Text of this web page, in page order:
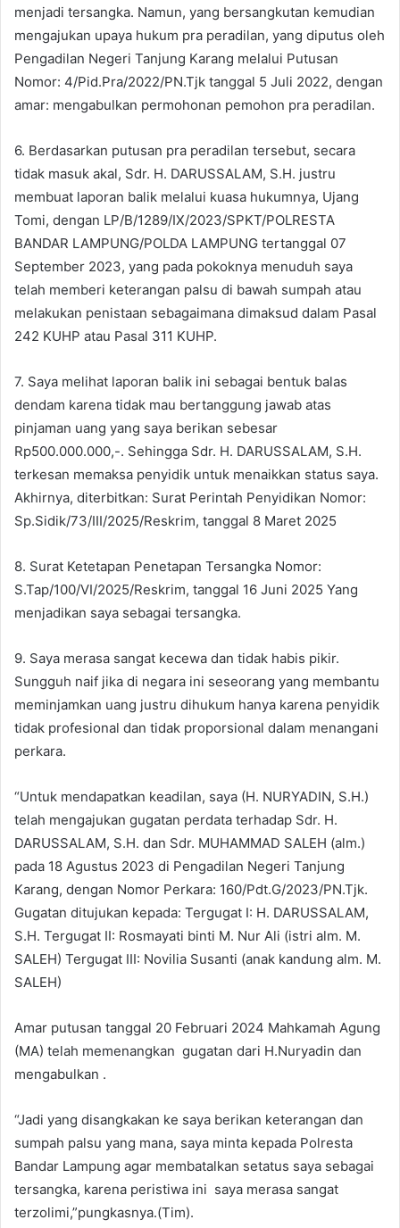
menjadi tersangka. Namun, yang bersangkutan kemudian
mengajukan upaya hukum pra peradilan, yang diputus oleh
Pengadilan Negeri Tanjung Karang melalui Putusan
Nomor: 4/Pid.Pra/2022/PN.Tjk tanggal 5 Juli 2022, dengan
amar: mengabulkan permohonan pemohon pra peradilan.
6. Berdasarkan putusan pra peradilan tersebut, secara
tidak masuk akal, Sdr. H. DARUSSALAM, S.H. justru
membuat laporan balik melalui kuasa hukumnya, Ujang
Tomi, dengan LP/B/1289/IX/2023/SPKT/POLRESTA
BANDAR LAMPUNG/POLDA LAMPUNG tertanggal 07
September 2023, yang pada pokoknya menuduh saya
telah memberi keterangan palsu di bawah sumpah atau
melakukan penistaan sebagaimana dimaksud dalam Pasal
242 KUHP atau Pasal 311 KUHP.
7. Saya melihat laporan balik ini sebagai bentuk balas
dendam karena tidak mau bertanggung jawab atas
pinjaman uang yang saya berikan sebesar
Rp500.000.000,-. Sehingga Sdr. H. DARUSSALAM, S.H.
terkesan memaksa penyidik untuk menaikkan status saya.
Akhirnya, diterbitkan: Surat Perintah Penyidikan Nomor:
Sp.Sidik/73/III/2025/Reskrim, tanggal 8 Maret 2025
8. Surat Ketetapan Penetapan Tersangka Nomor:
S.Tap/100/VI/2025/Reskrim, tanggal 16 Juni 2025 Yang
menjadikan saya sebagai tersangka.
9. Saya merasa sangat kecewa dan tidak habis pikir.
Sungguh naif jika di negara ini seseorang yang membantu
meminjamkan uang justru dihukum hanya karena penyidik
tidak profesional dan tidak proporsional dalam menangani
perkara.
“Untuk mendapatkan keadilan, saya (H. NURYADIN, S.H.)
telah mengajukan gugatan perdata terhadap Sdr. H.
DARUSSALAM, S.H. dan Sdr. MUHAMMAD SALEH (alm.)
pada 18 Agustus 2023 di Pengadilan Negeri Tanjung
Karang, dengan Nomor Perkara: 160/Pdt.G/2023/PN.Tjk.
Gugatan ditujukan kepada: Tergugat I: H. DARUSSALAM,
S.H. Tergugat II: Rosmayati binti M. Nur Ali (istri alm. M.
SALEH) Tergugat III: Novilia Susanti (anak kandung alm. M.
SALEH)
Amar putusan tanggal 20 Februari 2024 Mahkamah Agung
(MA) telah memenangkan gugatan dari H.Nuryadin dan
mengabulkan .
“Jadi yang disangkakan ke saya berikan keterangan dan
sumpah palsu yang mana, saya minta kepada Polresta
Bandar Lampung agar membatalkan setatus saya sebagai
tersangka, karena peristiwa ini saya merasa sangat
terzolimi,”pungkasnya.(Tim).